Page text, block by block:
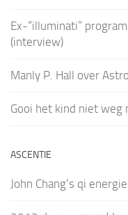
Ex-“illuminati”
(interview)
Manly P. Hall over
Gooi het kind niet weg
ASCENTIE
John Chang’s qi